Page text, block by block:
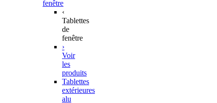
fenêtre
‹
Tablettes
de
fenêtre
›
Voir
les
produits
Tablettes
extérieures
alu